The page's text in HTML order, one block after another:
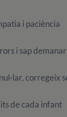
i paciència
i sap
corregeix
de cada infant